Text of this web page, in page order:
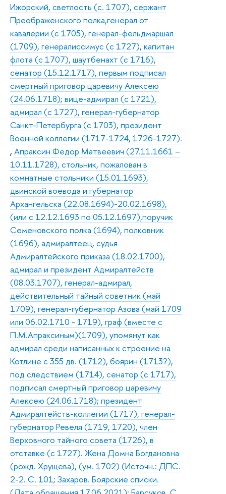
Ижорский, светлость (с. 1707), сержант
Преображенского полка,генерал от
кавалерии (с 1705), генерал-фельдмаршал
(1709), генералиссимус (с 1727), капитан
флота (с 1707), шаутбенахт (с 1716),
сенатор (15.12.1717), первым подписал
смертный приговор царевичу Алексею
(24.06.1718); вице-адмирал (с 1721),
адмирал (с 1727), генерал-губернатор
Санкт-Петербурга (с 1703), президент
Военной коллегии (1717-1724, 1726-1727).
, Апраксин Федор Матвеевич (27.11.1661 –
10.11.1728), стольник, пожалован в
комнатные стольники (15.01.1693),
двинской воевода и губернатор
Архангельска (22.08.1694)-20.02.1698),
(или с 12.12.1693 по 05.12.1697),поручик
Семеновского полка (1694), полковник
(1696), адмиралтеец, судья
Адмиралтейского приказа (18.02.1700),
адмирал и президент Адмиралтейств
(08.03.1707), генерал-адмирал,
действительный тайный советник (май
1709), генерал-губернатор Азова (май 1709
или 06.02.1710 - 1719), граф (вместе с
П.М.Апраксиным)(1709), упомянут как
адмирал среди написанных к строение на
Котлине с 355 дв. (1712), боярин (1713?),
под следствием (1714), сенатор (с 1717),
подписал смертный приговор царевичу
Алексею (24.06.1718); президент
Адмиралтейств-коллегии (1717), генерал-
губернатор Ревеля (1719, 1720), член
Верховного тайного совета (1726), в
отставке (с 1727). Жена Домна Богдановна
(рожд. Хрущева), (ум. 1702) (Источн.: ДПС.
2-2. С. 101; Захаров. Боярские списки.